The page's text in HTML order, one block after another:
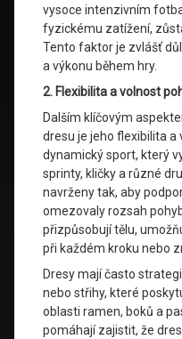
vysoce intenzivním
fyzickému zatížení,
Tento faktor je zvlášť
a výkonu během hry.
2. Flexibilita a volnost
Dalším klíčovým
dresu je jeho flexibilita a
dynamický sport, který
sprinty, kličky a různé
navrženy tak, aby
omezovaly rozsah
přizpůsobují tělu,
při každém kroku nebo
Dresy mají často
nebo střihy, které
oblasti ramen, boků a
pomáhají zajistit, že